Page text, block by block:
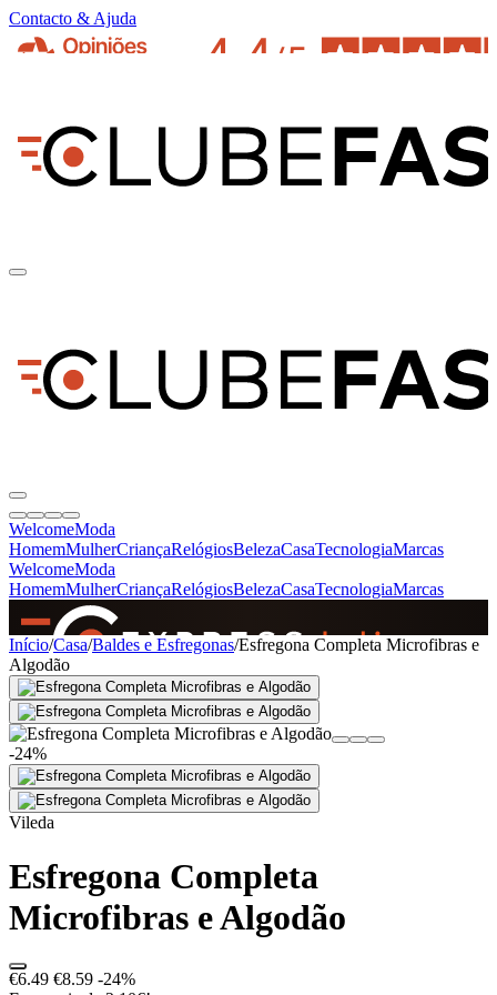
Contacto & Ajuda
WelcomeModa
HomemMulherCriançaRelógiosBelezaCasaTecnologiaMarcas
WelcomeModa
HomemMulherCriançaRelógiosBelezaCasaTecnologiaMarcas
SINCE 2005
+de 36.000 reviews
Início/Casa/Baldes e Esfregonas/Esfregona Completa Microfibras e
Algodão
-24%
Vileda
Esfregona Completa
Microfibras e Algodão
€6.49 €8.59 -24%